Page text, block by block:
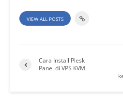
VIEW ALL POSTS
Cara Install Plesk
Panel di VPS KVM